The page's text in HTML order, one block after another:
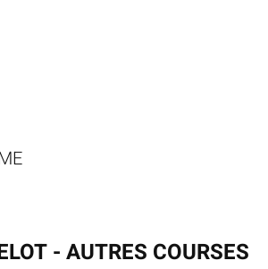
- AUTRES COURSES